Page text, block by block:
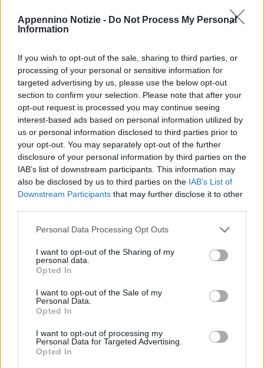
Appennino Notizie - Do Not Process My Personal
Information
If you wish to opt-out of the sale, sharing to third parties, or
processing of your personal or sensitive information for
targeted advertising by us, please use the below opt-out
section to confirm your selection. Please note that after your
opt-out request is processed you may continue seeing
interest-based ads based on personal information utilized by
us or personal information disclosed to third parties prior to
your opt-out. You may separately opt-out of the further
disclosure of your personal information by third parties on the
IAB’s list of downstream participants. This information may
also be disclosed by us to third parties on the IAB’s List of
Downstream Participants that may further disclose it to other
Personal Data Processing Opt Outs
I want to opt-out of the Sharing of my
personal data.
Opted In
I want to opt-out of the Sale of my
Personal Data.
Opted In
I want to opt-out of processing my
Personal Data for Targeted Advertising.
Opted In
TOKYO (GIAPPONE) (ITALPRESS) – Federica Pellegrini è in
finale nei 200 stile libero ai Giochi Olimpici di Tokyo. La veneta ha
chiuso al terzo posto la seconda semifinale, vinta dall’americana
Ledecky in 1’55″34: Federica Pellegrini ha nuotato in 1’56″44,
settimo tempo di accesso alla finale in programma domani. “Era
questo l’obiettivo di un’Olimpiade più che mai difficile perchè il
livello si è alzato molto – ha commentato la nuotatrice azzurra in
lacrime per l’emozione – Ci abbiamo provato fino alla fine con
uno staff veramente meraviglioso che mi ha seguito in questi due
perchè è un anno che nuoto 1’56”: l’obiettivo era la finale e l’ho
centrato. Adesso sarà solo un divertimento. Sono strafelice di
essere in finale e di fare il mio ultimo 200 stile. Dentro ci sono
venti anni di vita, è tutto molto bello”.